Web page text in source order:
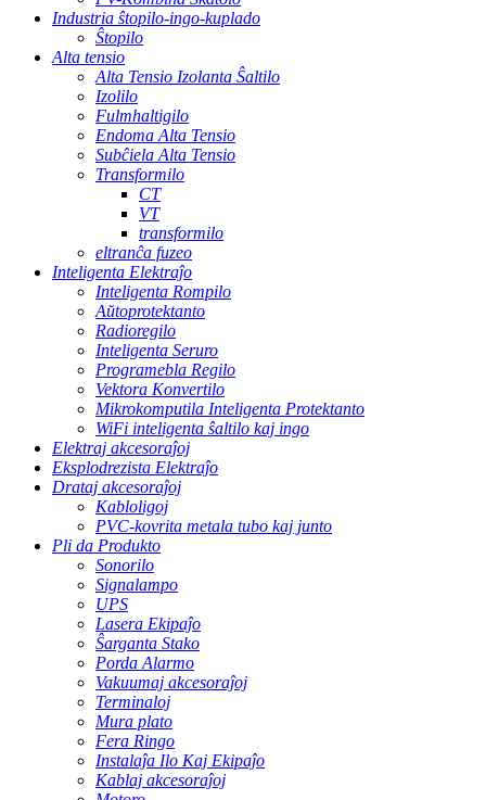
Industria ŝtopilo-ingo-kuplado
Ŝtopilo
Alta tensio
Alta Tensio Izolanta Ŝaltilo
Izolilo
Fulmhaltigilo
Endoma Alta Tensio
Subĉiela Alta Tensio
Transformilo
CT
VT
transformilo
eltranĉa fuzeo
Inteligenta Elektraĵo
Inteligenta Rompilo
Aŭtoprotektanto
Radioregilo
Inteligenta Seruro
Programebla Regilo
Vektora Konvertilo
Mikrokomputila Inteligenta Protektanto
WiFi inteligenta ŝaltilo kaj ingo
Elektraj akcesoraĵoj
Eksplodrezista Elektraĵo
Drataj akcesoraĵoj
Kabloligoj
PVC-kovrita metala tubo kaj junto
Pli da Produkto
Sonorilo
Signalampo
UPS
Lasera Ekipaĵo
Ŝarganta Stako
Porda Alarmo
Vakuumaj akcesoraĵoj
Terminaloj
Mura plato
Fera Ringo
Instalaĵa Ilo Kaj Ekipaĵo
Kablaj akcesoraĵoj